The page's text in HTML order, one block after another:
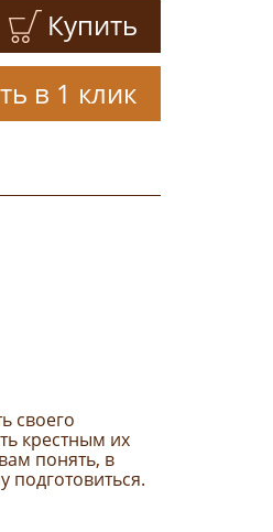
Купить
в 1 клик
своего
крестным их
понять, в
подготовиться.